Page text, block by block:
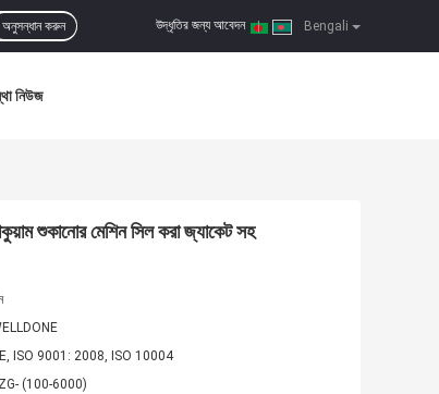
Bengali
উদ্ধৃতির জন্য আবেদন |
অনুসন্ধান করুন
নিউজ
শুকানোর মেশিন সিল করা জ্যাকেট সহ
ISO 9001: 2008, ISO 10004
(100-6000)